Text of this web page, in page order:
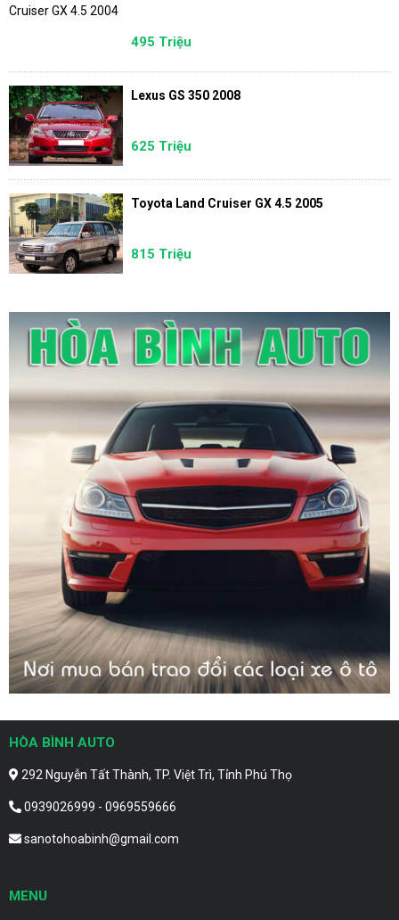
495 Triệu
Lexus GS 350 2008
625 Triệu
Toyota Land Cruiser GX 4.5 2005
815 Triệu
HÒA BÌNH AUTO
292 Nguyễn Tất Thành, TP. Việt Trì, Tỉnh Phú Thọ
0939026999 - 0969559666
sanotohoabinh@gmail.com
MENU